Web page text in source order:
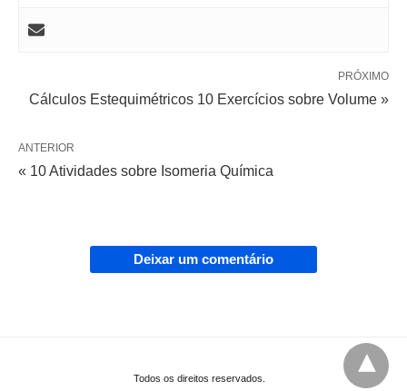
PRÓXIMO
Cálculos Estequimétricos 10 Exercícios sobre Volume »
ANTERIOR
« 10 Atividades sobre Isomeria Química
Deixar um comentário
Todos os direitos reservados.